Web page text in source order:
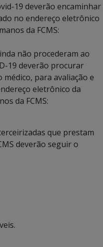
19 deverão encaminhar
no endereço eletrônico
da FCMS:
não procederam ao
19 deverão procurar
para avaliação e
eletrônico da
da FCMS:
que prestam
deverão seguir o